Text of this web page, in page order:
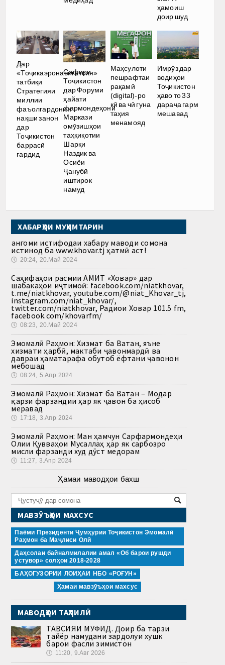
ҳамоиш
доир шуд
Дар
«Тоҷикаэронавигатсия»
татбиқи
Стратегияи
миллии
фаъолгардонии
нақши занон
дар
Тоҷикистон
баррасӣ
гардид
Сафири
Тоҷикистон
дар Форуми
ҳайати
фармондеҳони
Маркази
омӯзишҳои
таҳқиқотии
Шарқи
Наздик ва
Осиёи
Ҷанубӣ
иштирок
намуд
Маҳсулоти
пешрафтаи
рақамӣ
(digital)-ро
кӣ ва чӣ гуна
таҳия
менамояд
Имрӯз дар
водиҳои
Тоҷикистон
ҳаво то 33
дараҷа гарм
мешавад
ХАБАРҲОИ МУҲИМТАРИН
Ҳангоми истифодаи хабару маводи сомона
истинод ба www.khovar.tj ҳатмӣ аст!
🕔 20:24, 20.Май 2024
Саҳифаҳои расмии АМИТ «Ховар» дар
шабакаҳои иҷтимоӣ: facebook.com/niatkhovar,
t.me/niatkhovar, youtube.com/@niat_Khovar_tj,
instagram.com/niat_khovar/,
twitter.com/niatkhovar, Радиои Ховар 101.5 fm,
facebook.com/khovarfm/
🕔 08:23, 20.Май 2024
Эмомалӣ Раҳмон: Хизмат ба Ватан, яъне
хизмати ҳарбӣ, мактаби ҷавонмардӣ ва
давраи ҳаматарафа обутоб ёфтани ҷавонон
мебошад
🕔 08:24, 5.Апр 2024
Эмомалӣ Раҳмон: Хизмат ба Ватан – Модар
қарзи фарзандии ҳар як ҷавон ба ҳисоб
меравад
🕔 17:18, 3.Апр 2024
Эмомалӣ Раҳмон: Ман ҳамчун Сарфармондеҳи
Олии Қувваҳои Мусаллаҳ ҳар як сарбозро
мисли фарзанди худ дӯст медорам
🕔 11:27, 3.Апр 2024
Ҳамаи маводҳои бахш
МАВЗӮЪҲОИ МАХСУС
Паёми Президенти Ҷумҳурии Тоҷикистон Эмомалӣ
Раҳмон ба Маҷлиси Олӣ
Даҳсолаи байналмилалии амал «Об барои рушди
устувор» солҳои 2018-2028
БАҲОГУЗОРИИ ЛОИҲАИ НБО «РОҒУН»
Ҳамаи мавзӯъҳои махсус
МАВОДҲОИ ТАҲЛИЛӢ
ТАВСИЯИ МУФИД. Доир ба тарзи
тайёр намудани зардолуи хушк
барои фасли зимистон
🕔 11:20, 9.Авг 2026